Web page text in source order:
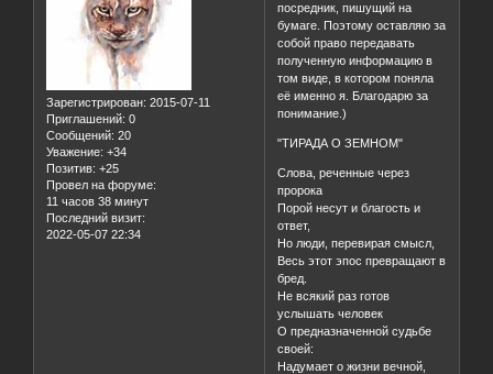
Зарегистрирован: 2015-07-11
Приглашений: 0
Сообщений: 20
Уважение: +34
Позитив: +25
Провел на форуме:
11 часов 38 минут
Последний визит:
2022-05-07 22:34
посредник, пишущий на
бумаге. Поэтому оставляю за
собой право передавать
полученную информацию в
том виде, в котором поняла
её именно я. Благодарю за
понимание.)
"ТИРАДА О ЗЕМНОМ"
Слова, реченные через
пророка
Порой несут и благость и
ответ,
Но люди, перевирая смысл,
Весь этот эпос превращают в
бред.
Не всякий раз готов
услышать человек
О предназначенной судьбе
своей:
Надумает о жизни вечной,